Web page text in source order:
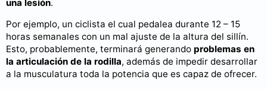
una lesión.
Por ejemplo, un ciclista el cual pedalea durante 12 – 15
horas semanales con un mal ajuste de la altura del sillín.
Esto, probablemente, terminará generando problemas en
la articulación de la rodilla, además de impedir desarrollar
a la musculatura toda la potencia que es capaz de ofrecer.